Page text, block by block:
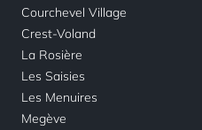
Courchevel Village
Crest-Voland
La Rosière
Les Saisies
Les Menuires
Megève